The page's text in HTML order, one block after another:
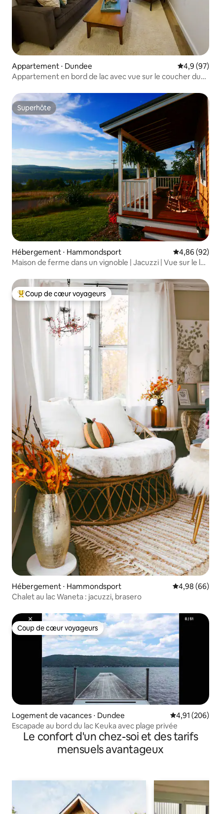
Appartement ⋅ Dundee Évaluation
4,9 (97)
Appartement en bord de lac avec vue sur le coucher du
Superhôte
Superhôte
Hébergement ⋅ Hammondsport Évaluation
4,86 (92)
Maison de ferme dans un vignoble | Jacuzzi | Vue sur le lac
Coups de cœur voyageurs les plus appréciés
Coup de cœur voyageurs
Hébergement ⋅ Hammondsport Évaluation
4,98 (66)
Chalet au lac Waneta : jacuzzi, brasero
Coup de cœur voyageurs
Coup de cœur voyageurs
Logement de vacances ⋅ Dundee Évaluation
4,91 (206)
Escapade au bord du lac Keuka avec plage privée
Le confort d'un chez-soi et des tarifs
mensuels avantageux